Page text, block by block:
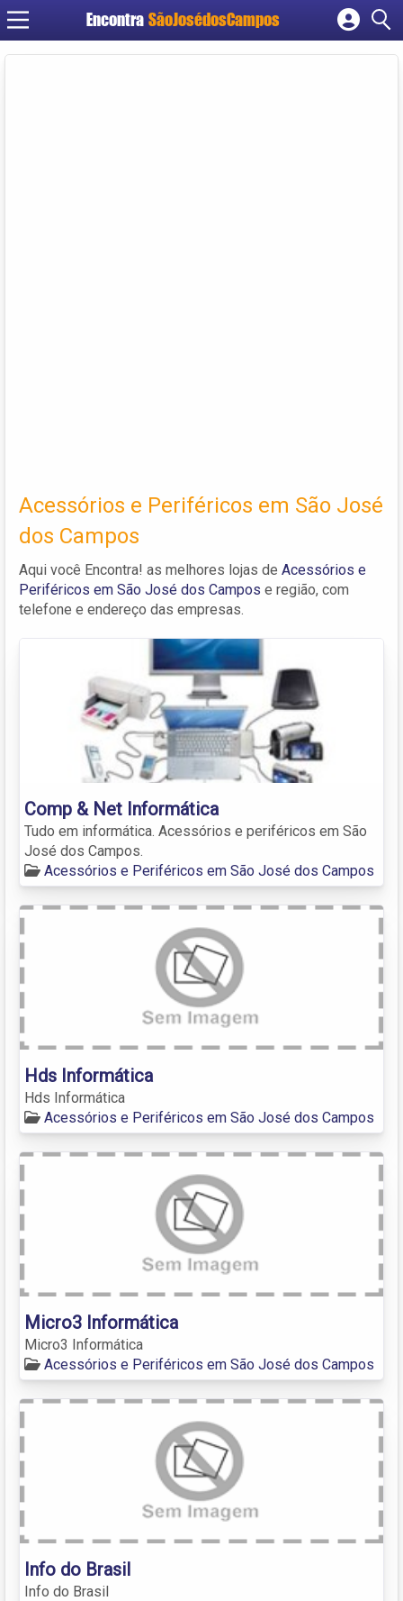
Encontra SãoJosédosCampos
Cadastrar empresa
Acessórios e Periféricos em São José
dos Campos
Aqui você Encontra! as melhores lojas de Acessórios e
Periféricos em São José dos Campos e região, com
telefone e endereço das empresas.
Comp & Net Informática
Tudo em informática. Acessórios e periféricos em São
José dos Campos.
Acessórios e Periféricos em São José dos Campos
Hds Informática
Hds Informática
Acessórios e Periféricos em São José dos Campos
Micro3 Informática
Micro3 Informática
Acessórios e Periféricos em São José dos Campos
Info do Brasil
Info do Brasil